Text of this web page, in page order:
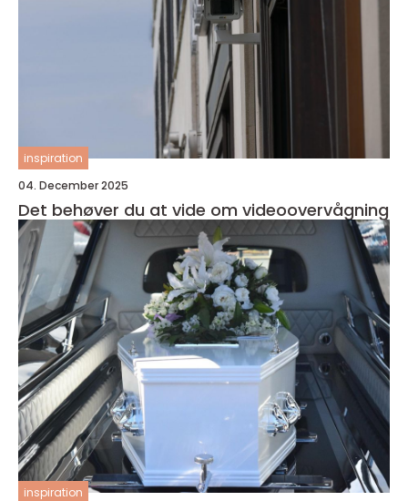
inspiration
04. December 2025
Det behøver du at vide om videoovervågning
inspiration